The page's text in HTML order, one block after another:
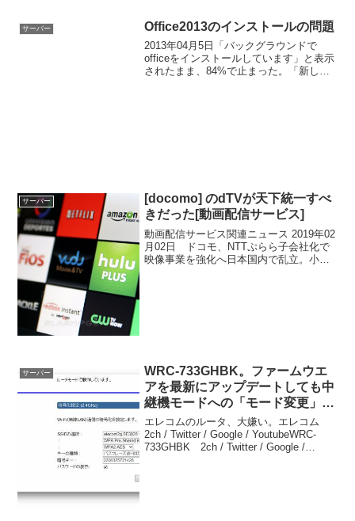
サーバー Office2013のインストールの問題
2013年04月5日「バックグラウンドで
officeをインストールしています」と表示
されたまま、84%で止まった。「新しい
サーバー
[docomo] のdTVが天下統一すべ
きだった[動画配信サービス]
動画配信サービス関連ニュース 2019年02
月02日 ドコモ、NTTぷらら子会社化で
映像事業を強化へ日本国内で乱立。小競
サーバー
WRC-733GHBK。ファームウエ
アを最新にアップデートしても中
継機モードへの「モード変更」メ
ニューがない
エレコムのルータ、大嫌い。エレコム
2ch / Twitter / Google / YoutubeWRC-
733GHBK 2ch / Twitter / Google /